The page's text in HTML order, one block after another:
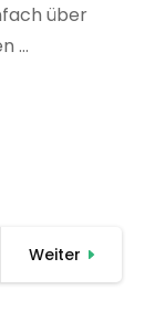
über
…
Weiter